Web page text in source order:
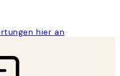
hier an